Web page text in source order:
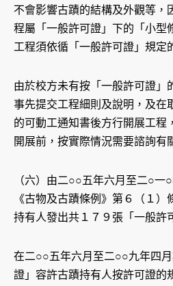
不會影響古蹟的結構及外觀等，
程屬「一般許可證」下的「小型
工程須依循「一般許可證」規定
由於校方未有按「一般許可證」
事先提交工程細則及說明，及在
的可動工通知書後方行開展工程
開展前，按實際情況需要諮詢有
（六）由二○○五年六月至二○一
《古物及古蹟條例》第６（１
持有人發出共１７９張「一般許
在二○○五年六月至二○○九年四
證」容許古蹟持有人按許可證的